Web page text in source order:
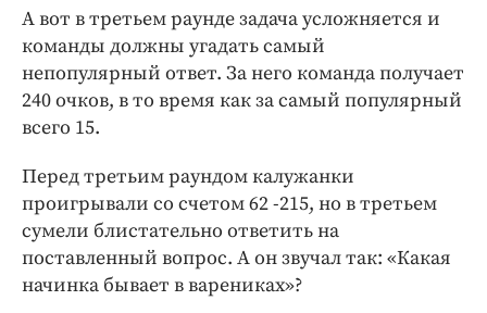
А вот в третьем раунде задача усложняется и
команды должны угадать самый
непопулярный ответ. За него команда получает
240 очков, в то время как за самый популярный
всего 15.
Перед третьим раундом калужанки
проигрывали со счетом 62 -215, но в третьем
сумели блистательно ответить на
поставленный вопрос. А он звучал так: «Какая
начинка бывает в варениках»?